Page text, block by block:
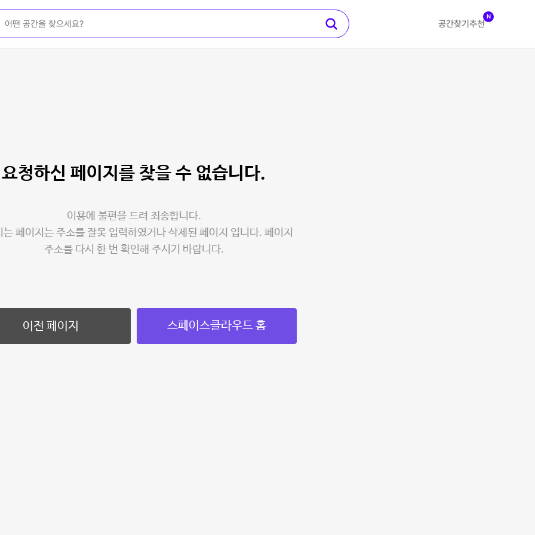
공간찾기 추천
N
요청하신 페이지를 찾을 수 없습니다.
이용에 불편을 드려 죄송합니다.
는 페이지는 주소를 잘못 입력하였거나 삭제된 페이지 입니다. 페이지
주소를 다시 한 번 확인해 주시기 바랍니다.
이전 페이지 스페이스클라우드 홈